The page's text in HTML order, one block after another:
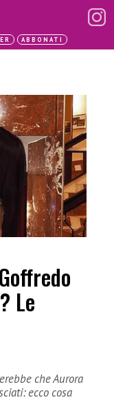
ABBONATI
Le
che Aurora
ecco cosa